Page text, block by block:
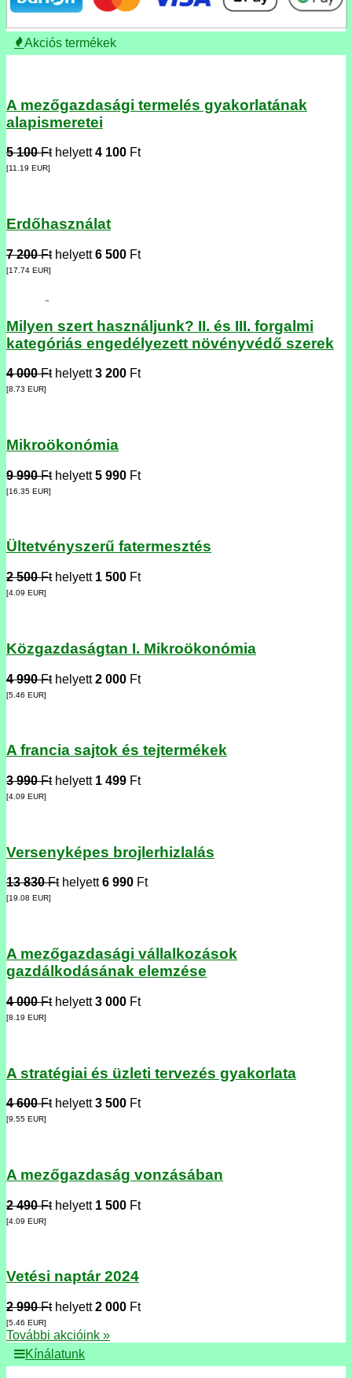
Akciós termékek
A mezőgazdasági termelés gyakorlatának
alapismeretei
5 100 Fthelyett4 100 Ft
[11.19 EUR]
Erdőhasználat
7 200 Fthelyett6 500 Ft
[17.74 EUR]
Milyen szert használjunk? II. és III. forgalmi
kategóriás engedélyezett növényvédő szerek
4 000 Fthelyett3 200 Ft
[8.73 EUR]
Mikroökonómia
9 990 Fthelyett5 990 Ft
[16.35 EUR]
Ültetvényszerű fatermesztés
2 500 Fthelyett 1 500 Ft
[4.09 EUR]
Közgazdaságtan I. Mikroökonómia
4 990 Fthelyett2 000 Ft
[5.46 EUR]
A francia sajtok és tejtermékek
3 990 Fthelyett 1 499 Ft
[4.09 EUR]
Versenyképes brojlerhizlalás
13 830 Fthelyett6 990 Ft
[19.08 EUR]
A mezőgazdasági vállalkozások
gazdálkodásának elemzése
4 000 Fthelyett3 000 Ft
[8.19 EUR]
A stratégiai és üzleti tervezés gyakorlata
4 600 Fthelyett3 500 Ft
[9.55 EUR]
A mezőgazdaság vonzásában
2 490 Fthelyett 1 500 Ft
[4.09 EUR]
Vetési naptár 2024
2 990 Fthelyett2 000 Ft
[5.46 EUR]
További akcióink »
Kínálatunk